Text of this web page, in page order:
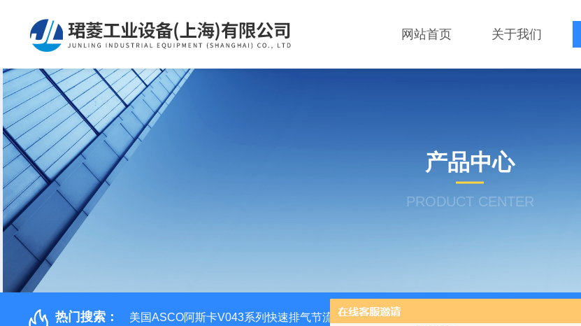
网站首页 关于我们
产品中心
PRODUCT CENTER
热门搜索： 美国ASCO阿斯卡V043系列快速排气节流阀 RVM/U-2/1 G 1/2MEISTER流量传感器